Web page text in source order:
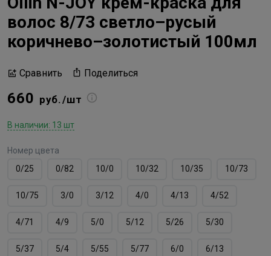
волос 8/73 светло–русый
коричнево–золотистый 100мл
Сравнить Поделиться
660 руб./шт
В наличии: 13 шт
Номер цвета
0/25
0/82 10/0 10/32 10/35 10/73
10/75 3/0 3/12 4/0 4/13 4/52
4/71 4/9 5/0 5/12 5/26 5/30
5/37 5/4 5/55 5/77 6/0 6/13